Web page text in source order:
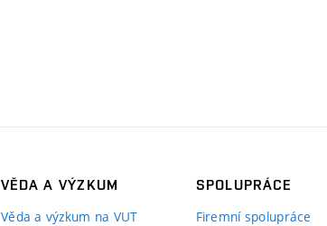
VĚDA A VÝZKUM
Věda a výzkum na VUT
SPOLUPRÁCE
Firemní spolupráce